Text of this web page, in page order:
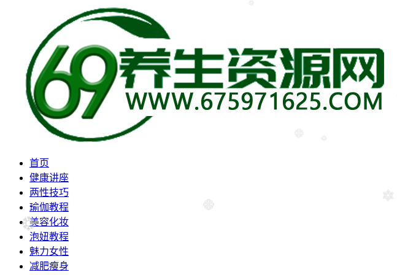
首页
健康讲座
两性技巧
瑜伽教程
美容化妆
泡妞教程
魅力女性
减肥瘦身